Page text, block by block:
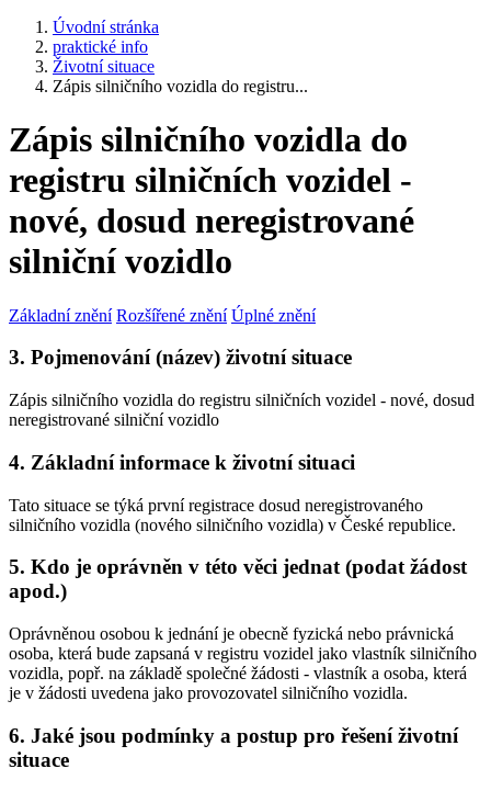
Úvodní stránka
praktické info
Životní situace
Zápis silničního vozidla do registru...
Zápis silničního vozidla do
registru silničních vozidel -
nové, dosud neregistrované
silniční vozidlo
Základní znění Rozšířené znění Úplné znění
3. Pojmenování (název) životní situace
Zápis silničního vozidla do registru silničních vozidel - nové, dosud
neregistrované silniční vozidlo
4. Základní informace k životní situaci
Tato situace se týká první registrace dosud neregistrovaného
silničního vozidla (nového silničního vozidla) v České republice.
5. Kdo je oprávněn v této věci jednat (podat žádost
apod.)
Oprávněnou osobou k jednání je obecně fyzická nebo právnická
osoba, která bude zapsaná v registru vozidel jako vlastník silničního
vozidla, popř. na základě společné žádosti - vlastník a osoba, která
je v žádosti uvedena jako provozovatel silničního vozidla.
6. Jaké jsou podmínky a postup pro řešení životní
situace